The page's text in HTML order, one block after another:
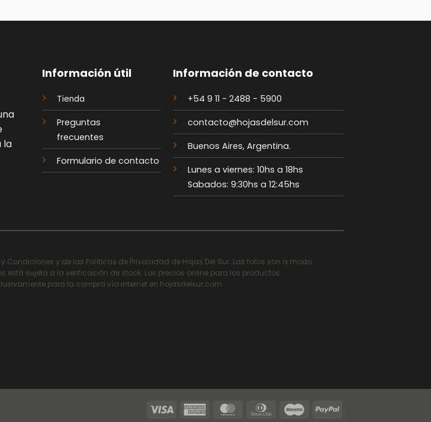
la
Información útil
Tienda
Preguntas
frecuentes
Formulario de contacto
Información de contacto
+54 9 11 - 2488 - 5900
contacto@hojasdelsur.com
Buenos Aires, Argentina.
Lunes a viernes: 10hs a 18hs
Sabados: 9:30hs a 12:45hs
Condiciones y de las Políticas de Privacidad de Hojas Del Sur. Las fotos son a modo
sujeta a la verificación de stock. Los precios online para los productos
para la compra vía internet en hojasdelsur.com